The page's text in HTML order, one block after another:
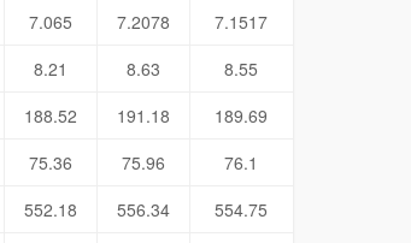
7.065 7.2078
7.1517
8.21 8.63
8.55
188.52 191.18
189.69
75.36 75.96
76.1
552.18 556.34
554.75